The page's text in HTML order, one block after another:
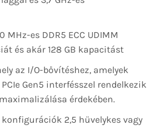
MHz-es DDR5 ECC UDIMM
és akár 128 GB kapacitást
az I/O-bővítéshez, amelyek
Gen5 interfésszel rendelkezik
érdekében.
2,5 hüvelykes vagy